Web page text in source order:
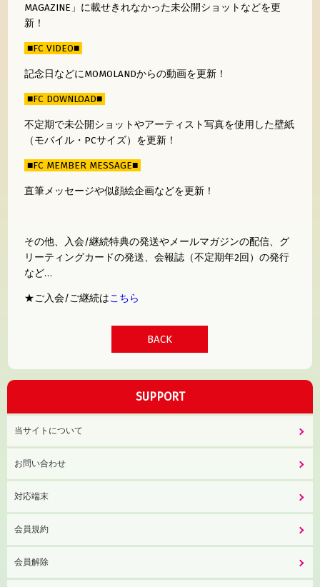
MAGAZINE」に載せきれなかった未公開ショットなどを更
新！
■FC VIDEO■
記念日などにMOMOLANDからの動画を更新！
■FC DOWNLOAD■
不定期で未公開ショットやアーティスト写真を使用した壁紙
（モバイル・PCサイズ）を更新！
■FC MEMBER MESSAGE■
直筆メッセージや似顔絵企画などを更新！
その他、入会/継続特典の発送やメールマガジンの配信、グ
リーティングカードの発送、会報誌（不定期年2回）の発行
など…
★ご入会/ご継続はこちら
BACK
SUPPORT
当サイトについて
お問い合わせ
対応端末
会員規約
会員解除